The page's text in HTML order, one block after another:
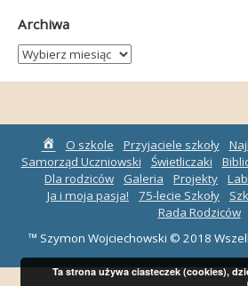
Archiwa
Archiwa
Strona
główna
O szkole Przyjaciele szkoły
Samorząd Uczniowski
Świetliczaki
Dla rodziców
Galeria Projekty
Ja i moja pasja!
75-lecie Szkoły
Rada Rodziców
™ Szymon Wojciechowski © 2018
Ta strona używa ciasteczek (cookies),